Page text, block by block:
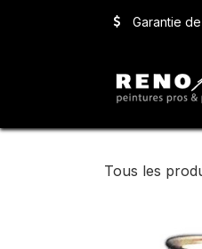
Garantie
Tous les